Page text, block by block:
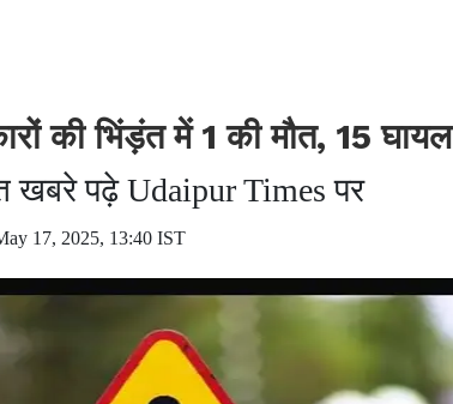
की भिंड़ंत में 1 की मौत, 15 घायल
खबरे पढ़े Udaipur Times पर
17, 2025, 13:40 IST